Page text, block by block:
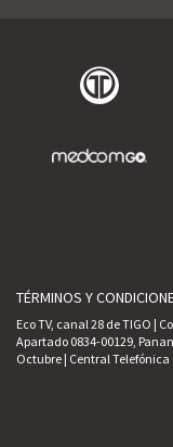
TÉRMINOS Y
Eco TV, canal 28 de TIGO |
Apartado 0834-00129,
Octubre | Central Telefónica